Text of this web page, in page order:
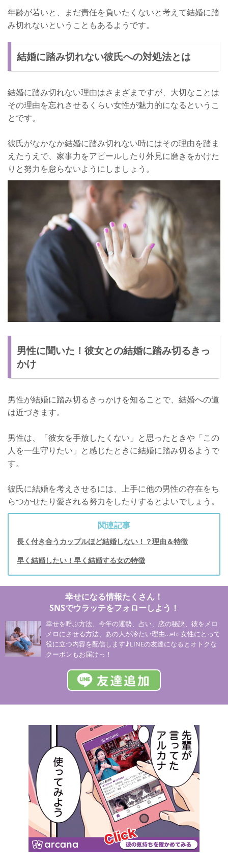
年齢が若いと、まだ責任を負いたくないと考えて結婚に踏
み切れないということもあるようです。
結婚に踏み切れない彼氏への対処法とは
結婚に踏み切れない理由はさまざまですが、大切なことは
その理由を忘れさせるくらい女性が魅力的になるというこ
とです。
彼氏がなかなか結婚に踏み切れない時にはその理由を踏ま
えたうえで、家事力をアピールしたり外見に磨きをかけた
りと努力を怠らないようにしましょう。
男性に聞いた！彼女との結婚に踏み切るきっ
かけ
男性が結婚に踏み切るきっかけを知ることで、結婚への道
は近づきます。
男性は、「彼女を手放したくない」と思ったときや「この
人を一生守りたい」と感じたときに結婚に踏み切るようで
す。
彼氏に結婚を考えさせるには、上手に他の男性の存在をち
らつかせたり愛される努力をしたりするとよいでしょう。
関連記事
長く付き合うカップルほど結婚しない！？理由＆特徴
早く結婚したい！早く結婚する女の特徴
幸せになる情報たくさん！
SNSでウラッテをフォローしよう！
幸せを呼ぶ方法、今年の運勢、占い、恋の秘訣、彼をメロ
メロにさせる方法、あの人が冷たい理由…etc 女性にとって
役に立つ内容を配信します♪LINEの友達になるとオトクな
クーポンもお届けっ！